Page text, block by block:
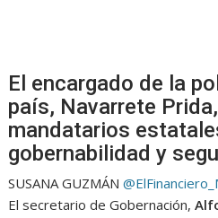
El encargado de la
país, Navarrete
mandatarios
gobernabilidad y
SUSANA GUZMÁN
El secretario de Gobernación,